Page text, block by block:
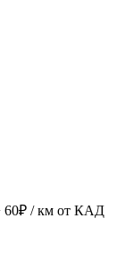
60₽ / км от КАД